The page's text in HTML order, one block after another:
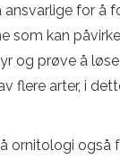
ansvarlige for å
som kan
og prøve å
flere arter, i
ornitologi også